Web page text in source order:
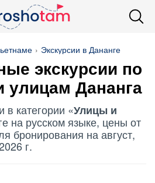
Экскурсии в Дананге
экскурсии по
улицам Дананга
в категории «Улицы и
на русском языке, цены от
бронирования на август,
г.